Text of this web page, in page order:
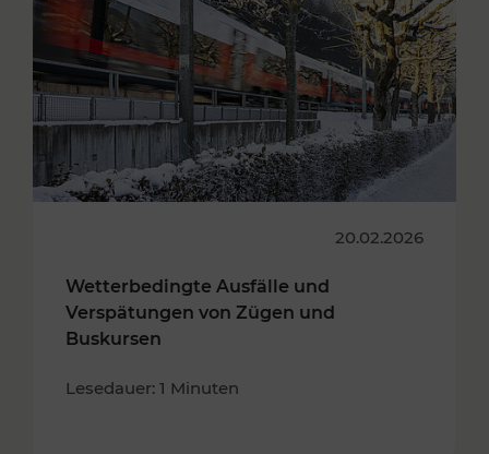
20.02.2026
Wetterbedingte Ausfälle und
Verspätungen von Zügen und
Buskursen
Lesedauer: 1 Minuten